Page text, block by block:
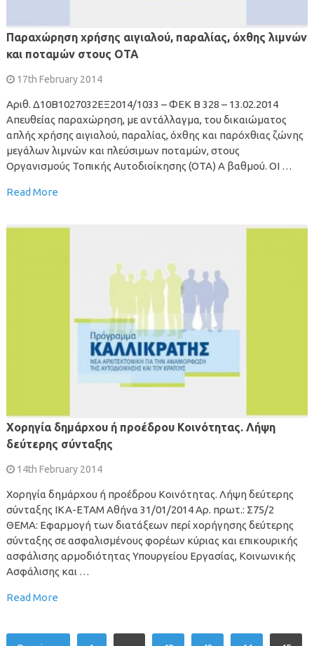
Παραχώρηση χρήσης αιγιαλού, παραλίας, όχθης λιμνών
και ποταμών στους ΟΤΑ
17th February 2014
Αριθ. Δ10Β1027032ΕΞ2014/1033 – ΦΕΚ Β 328 – 13.02.2014
Απευθείας παραχώρηση, με αντάλλαγμα, του δικαιώματος
απλής χρήσης αιγιαλού, παραλίας, όχθης και παρόχθιας ζώνης
μεγάλων λιμνών και πλεύσιμων ποταμών, στους
Οργανισμούς Τοπικής Αυτοδιοίκησης (ΟΤΑ) Α βαθμού. ΟΙ …
Read More
Χορηγία δημάρχου ή προέδρου Κοινότητας. Λήψη
δεύτερης σύνταξης
14th February 2014
Χορηγία δημάρχου ή προέδρου Κοινότητας. Λήψη δεύτερης
σύνταξης ΙΚΑ-ΕΤΑΜ Αθήνα 31/01/2014 Αρ. πρωτ.: Σ75/2
ΘΕΜΑ: Εφαρμογή των διατάξεων περί χορήγησης δεύτερης
σύνταξης σε ασφαλισμένους φορέων κύριας και επικουρικής
ασφάλισης αρμοδιότητας Υπουργείου Εργασίας, Κοινωνικής
Ασφάλισης και …
Read More
Posts